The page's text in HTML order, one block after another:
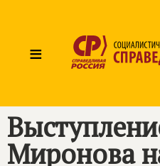
≡
Миронова